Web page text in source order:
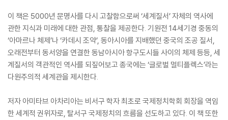
이 책은 5000년 문명사를 다시 고찰함으로써 ‘세계질서’ 자체의 역사에
관한 지식과 미래에 대한 관점, 통찰을 제공한다. 기원전 14세기경 중동의
‘아마르나 체제’나 ‘카데시 조약’, 동아시아를 지배했던 중국의 조공 질서,
오래전부터 동서양을 연결한 동남아시아 항구도시들 사이의 체제 등등, 세
계질서의 객관적인 역사를 되짚어보고 종국에는 ‘글로벌 멀티플렉스’라는
다원주의적 세계관을 제시한다.
저자 아미타브 아차리아는 비서구 학자 최초로 국제정치학회 회장을 역임
한 세계적 권위자로, 탈서구 국제정치의 흐름을 선도하고 있다. 이 책 또한